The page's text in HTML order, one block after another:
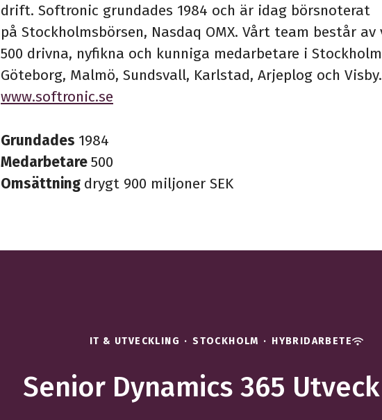
drift. Softronic grundades 1984 och är idag börsnoterat
på Stockholmsbörsen, Nasdaq OMX. Vårt team består av
500 drivna, nyfikna och kunniga medarbetare i
Göteborg, Malmö, Sundsvall, Karlstad, Arjeplog och Visby.
www.softronic.se
Grundades 1984
Medarbetare500
Omsättning drygt 900 miljoner SEK
IT & UTVECKLING · STOCKHOLM · HYBRIDARBETE
Senior Dynamics 365